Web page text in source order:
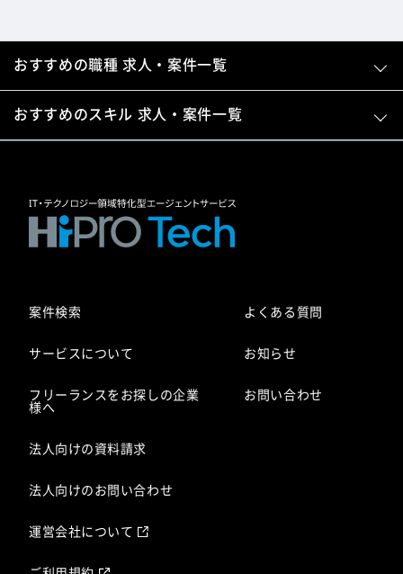
おすすめの職種 求人・案件一覧
おすすめのスキル 求人・案件一覧
案件検索
サービスについて
フリーランスをお探しの企業
様へ
法人向けの資料請求
法人向けのお問い合わせ
よくある質問
お知らせ
お問い合わせ
運営会社について